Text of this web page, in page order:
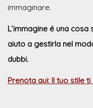
immaginare.
L’immagine é una
aiuto a gestirla nel
dubbi.
Prenota qui: Il tuo stile